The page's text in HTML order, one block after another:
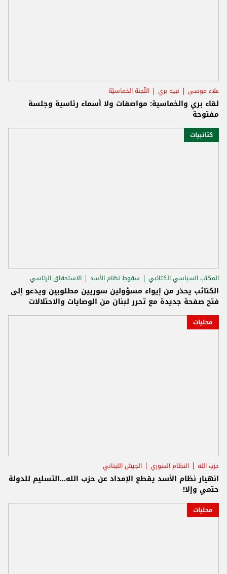
علاء موسى نبيه بري اللّجنة الخماسيّة
لقاء بري والخماسية: مواصفات ولا أسماء رئاسية وجلسة
مفتوحة
كتائبيات
المكتب السياسي الكتائبي سقوط نظام الأسد الاستحقاق الرئاسي
الكتائب يحذر من إيواء مسؤولين سوريين مطلوبين ويدعو إلى
فتح صفحة جديدة مع تحرر لبنان من الوصايات والاحتلالات
محليات
حزب الله النظام السوري الجيش اللبناني
انهيار نظام الأسد يقطع الإمداد عن حزب الله...التسليم للدولة
حتمي وإلا!
محليات